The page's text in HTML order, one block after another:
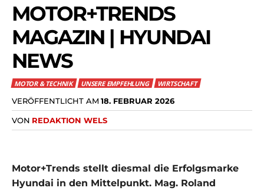
MOTOR+TRENDS
MAGAZIN | HYUNDAI
NEWS
MOTOR & TECHNIK UNSERE EMPFEHLUNG WIRTSCHAFT
VERÖFFENTLICHT AM 18. FEBRUAR 2026
VON REDAKTION WELS
Motor+Trends stellt diesmal die Erfolgsmarke
Hyundai in den Mittelpunkt. Mag. Roland